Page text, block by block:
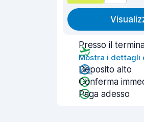
Presso il
Mostra i dettagli
Deposito alto
Conferma
Paga adesso